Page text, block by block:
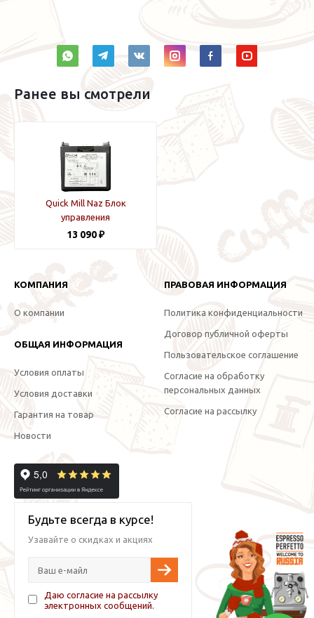
Ранее вы смотрели
Quick Mill Naz Блок
управления
13 090 ₽
КОМПАНИЯ
О компании
ОБЩАЯ ИНФОРМАЦИЯ
Условия оплаты
Условия доставки
Гарантия на товар
Новости
ПРАВОВАЯ ИНФОРМАЦИЯ
Политика конфиденциальности
Договор публичной оферты
Пользовательское соглашение
Согласие на обработку
персональных данных
Согласие на рассылку
Будьте всегда в курсе!
Узавайте о скидках и акциях
Даю согласие на рассылку
электронных сообщений.